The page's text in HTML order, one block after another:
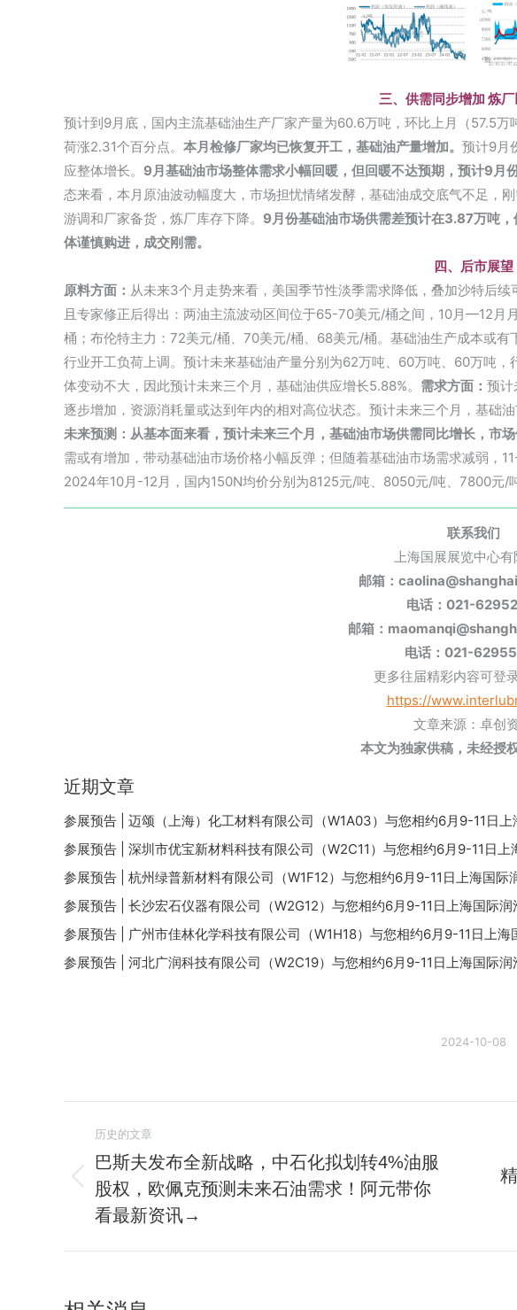
三、供需同步增加 炼
预计到9月底，国内主流基础油生产厂家产量为60.6万吨，环比上月（57.5
荷涨2.31个百分点。 本月检修厂家均已恢复开工，基础油产量增加。 预计9月
应整体增长。 9月基础油市场整体需求小幅回暖，但回暖不达预期，预计9月
态来看，本月原油波动幅度大，市场担忧情绪发酵，基础油成交底气不足，
游调和厂家备货，炼厂库存下降。 9月份基础油市场供需差预计在3.87万吨
体谨慎购进，成交刚需。
四、后市展望
原料方面： 从未来3个月走势来看，美国季节性淡季需求降低，叠加沙特后
且专家修正后得出：两油主流波动区间位于65-70美元/桶之间，10月—12
桶；布伦特主力：72美元/桶、70美元/桶、68美元/桶。基础油生产成本或有
行业开工负荷上调。预计未来基础油产量分别为62万吨、60万吨、60万吨
体变动不大，因此预计未来三个月，基础油供应增长5.88%。 需求方面： 预计
逐步增加，资源消耗量或达到年内的相对高位状态。预计未来三个月，基础
未来预测： 从基本面来看，预计未来三个月，基础油市场供需同比增长，市
需或有增加，带动基础油市场价格小幅反弹；但随着基础油市场需求减弱，
2024年10月-12月，国内150N均价分别为8125元/吨、8050元/吨、7800元/吨
联系我们
上海国展展览中心
邮箱：
电话：021-
邮箱：
电话：021-
更多往届精彩内容可登
https://
文章来源：卓创
本文为独家供稿，未经授
近期文章
参展预告 | 迈颂（上海）化工材料有限公司（W1A03）与您相约6月9-11日上
参展预告 | 深圳市优宝新材料科技有限公司（W2C11）与您相约6月9-11日上
参展预告 | 杭州绿普新材料有限公司（W1F12）与您相约6月9-11日上海国际
参展预告 | 长沙宏石仪器有限公司（W2G12）与您相约6月9-11日上海国际润
参展预告 | 广州市佳林化学科技有限公司（W1H18）与您相约6月9-11日上海
参展预告 | 河北广润科技有限公司（W2C19）与您相约6月9-11日上海国际润
2024-10-08
章
导
历史的文章
历
史
巴斯夫发布全新战略，中石化拟划转4%油服
股权，欧佩克预测未来石油需求！阿元带你
看最新资讯→
未